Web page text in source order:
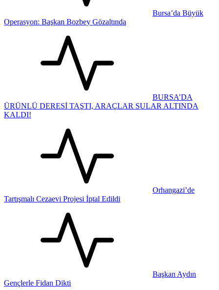
Bursa’da Büyük
Operasyon: Başkan Bozbey Gözaltında
BURSA’DA
ÜRÜNLÜ DERESİ TAŞTI, ARAÇLAR SULAR ALTINDA
KALDI!
Orhangazi’de
Tartışmalı Cezaevi Projesi İptal Edildi
Başkan Aydın
Gençlerle Fidan Dikti